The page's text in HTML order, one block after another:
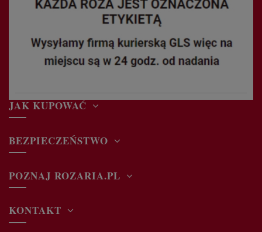
JAK KUPOWAĆ
BEZPIECZEŃSTWO
POZNAJ ROZARIA.PL
KONTAKT